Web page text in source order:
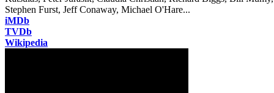
Stephen Furst, Jeff Conaway, Michael O'Hare...
iMDb
TVDb
Wikipedia